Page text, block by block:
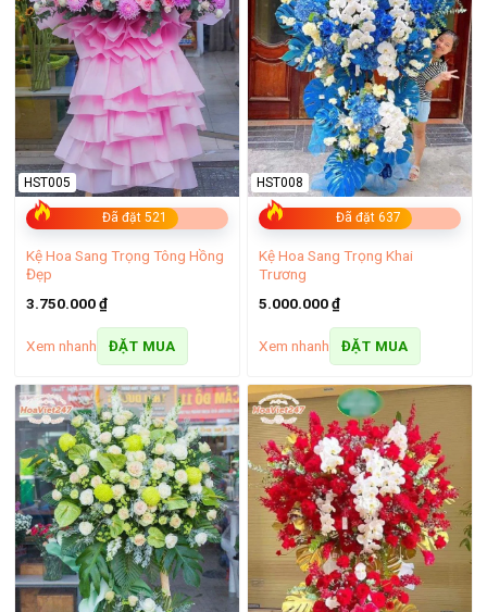
Đã đặt 521
HST005
Kệ Hoa Sang Trọng Tông Hồng
Đẹp
3.750.000₫
Xem nhanh ĐẶT MUA
Đã đặt 637
HST008
Kệ Hoa Sang Trọng Khai
Trương
5.000.000₫
Xem nhanh ĐẶT MUA